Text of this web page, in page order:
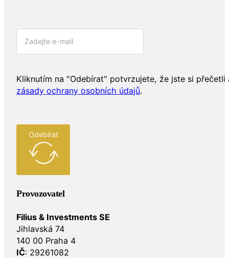
Kliknutím na "Odebírat" potvrzujete, že jste si přečetli
zásady ochrany osobních údajů.
Odebírat
Provozovatel
Filius & Investments SE
Jihlavská 74
140 00 Praha 4
IČ: 29261082